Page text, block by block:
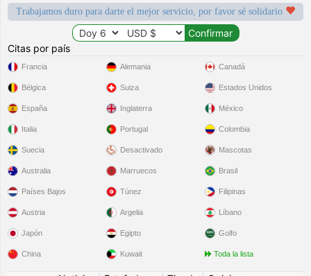
Trabajamos duro para darte el mejor servicio, por favor sé solidario
Citas por país
Francia
Bélgica
España
Italia
Suecia
Alemania
Suiza
Inglaterra
Portugal
Desactivado
Canadá
Estados Unidos
México
Colombia
Mascotas
Australia
Países Bajos
Austria
Japón
China
Marruecos
Túnez
Argelia
Egipto
Kuwait
Brasil
Filipinas
Líbano
Golfo
Toda la lista